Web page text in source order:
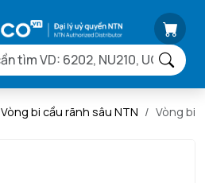
Vòng bi cầu rãnh sâu NTN Vòng bi